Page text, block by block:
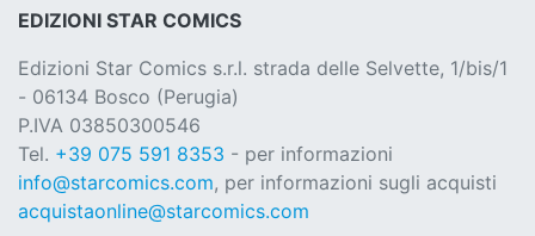
EDIZIONI STAR COMICS
Edizioni Star Comics s.r.l. strada delle Selvette, 1/bis/1
- 06134 Bosco (Perugia)
P.IVA 03850300546
Tel. +39 075 591 8353 - per informazioni
info@starcomics.com, per informazioni sugli acquisti
acquistaonline@starcomics.com